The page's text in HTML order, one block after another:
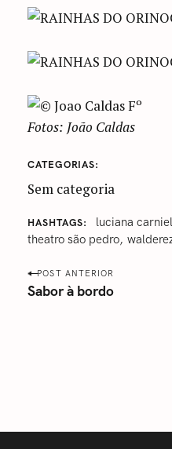
Fotos: João Caldas
CATEGORIAS
Sem categoria
HASHTAGS luciana
‎theatro são pedro‬
P
o
POST ANTERIOR
Sabor à bordo